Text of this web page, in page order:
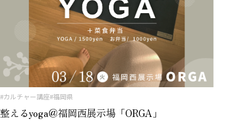
#カルチャー講座#福岡県
整えるyoga＠福岡西展示場「ORGA」